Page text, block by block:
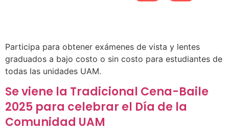
Participa para obtener exámenes de vista y lentes
graduados a bajo costo o sin costo para estudiantes de
todas las unidades UAM.
Se viene la Tradicional Cena-Baile
2025 para celebrar el Día de la
Comunidad UAM